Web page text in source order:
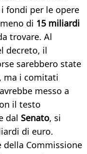
fondi per le opere
di 15 miliardi
trovare. Al
decreto, il
sarebbero state
, ma i comitati
messo a
il testo
dal Senato, si
di euro.
della Commissione